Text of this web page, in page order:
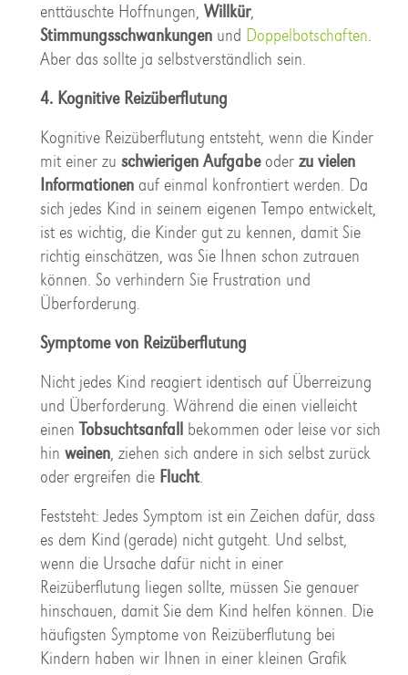
enttäuschte Hoffnungen, Willkür,
Stimmungsschwankungenund Doppelbotschaften.
Aber das sollte ja selbstverständlich sein.
4. Kognitive Reizüberflutung
Kognitive Reizüberflutung entsteht, wenn die Kinder
mit einer zu schwierigen Aufgabeoder zu vielen
Informationen auf einmal konfrontiert werden. Da
sich jedes Kind in seinem eigenen Tempo entwickelt,
ist es wichtig, die Kinder gut zu kennen, damit Sie
richtig einschätzen, was Sie Ihnen schon zutrauen
können. So verhindern Sie Frustration und
Überforderung.
Symptome von Reizüberflutung
Nicht jedes Kind reagiert identisch auf Überreizung
und Überforderung. Während die einen vielleicht
einenTobsuchtsanfall bekommen oder leise vor sich
hin weinen, ziehen sich andere in sich selbst zurück
oder ergreifen die Flucht.
Feststeht: Jedes Symptom ist ein Zeichen dafür, dass
es dem Kind (gerade) nicht gutgeht. Und selbst,
wenn die Ursache dafür nicht in einer
Reizüberflutung liegen sollte, müssen Sie genauer
hinschauen, damit Sie dem Kind helfen können. Die
häufigsten Symptome von Reizüberflutung bei
Kindern haben wir Ihnen in einer kleinen Grafik